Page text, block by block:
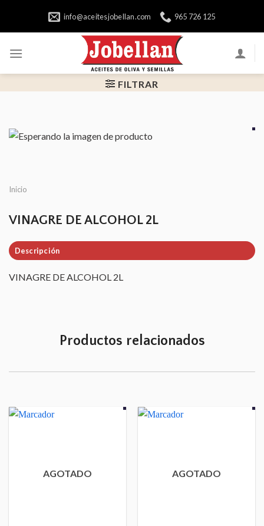
info@aceitesjobellan.com 965 726 125
FILTRAR
Inicio
VINAGRE DE ALCOHOL 2L
Descripción
VINAGRE DE ALCOHOL 2L
Productos relacionados
AGOTADO AGOTADO